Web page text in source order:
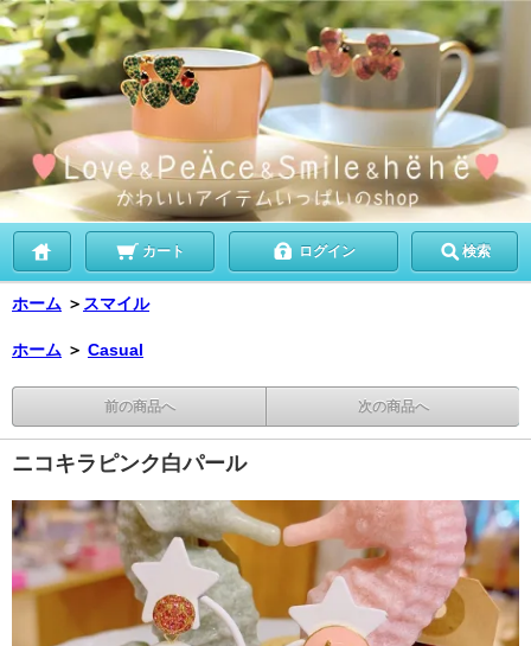
カート ログイン 検索
ホーム ＞ スマイル
ホーム ＞ Casual
前の商品へ 次の商品へ
ニコキラピンク白パール